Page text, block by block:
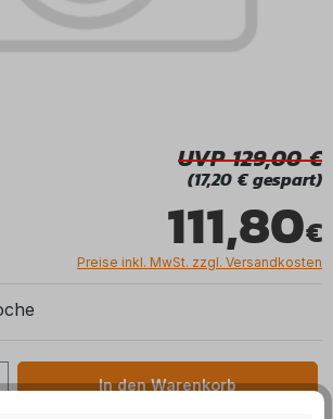
111,80
UVP 129,00
(17,20 € gespart)
Preise inkl. MwSt. zzgl. Versandkosten
Gib den gewünschten
In den Warenkorb